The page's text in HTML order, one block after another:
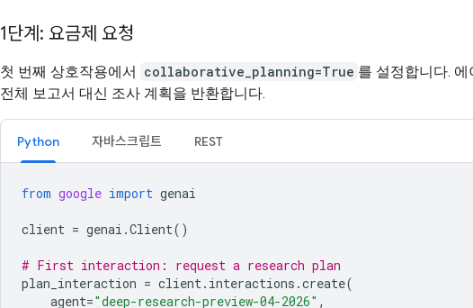
1단계: 요금제 요청
첫 번째 상호작용에서 collaborative_planning=True 를 설정합니다.
전체 보고서 대신 조사 계획을 반환합니다.
Python 자바스크립트 REST
from google import genai
client = genai .Client()
# First interaction: request a research plan
plan_interaction = client. interactions .create(
agent="deep-research-preview-04-2026" ,